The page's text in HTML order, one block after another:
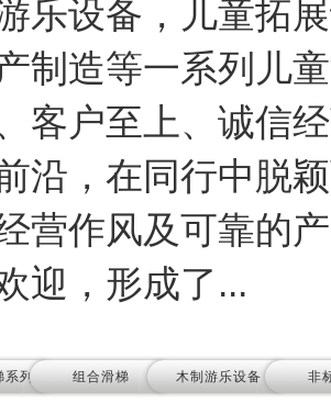
乐设备，儿童拓
制造等一系列儿
客户至上、诚信
沿，在同行中脱
营作风及可靠的
迎，形成了...
列 组合滑梯 木制游乐设备 非